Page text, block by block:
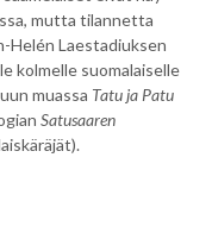
mutta tilannetta
Helén Laestadiuksen
kolmelle suomalaiselle
muassa Tatu ja Patu
Satusaaren